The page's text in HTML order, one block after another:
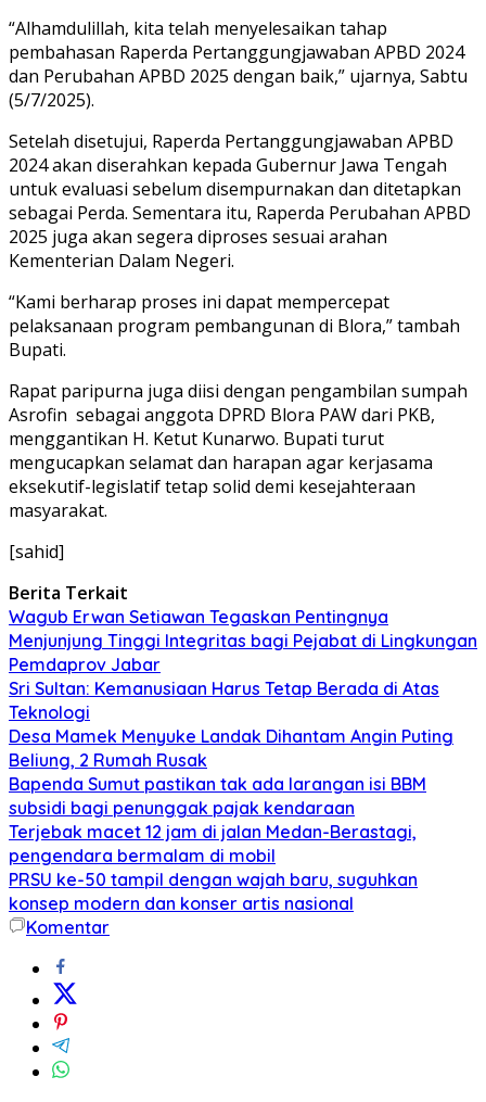
“Alhamdulillah, kita telah menyelesaikan tahap
pembahasan Raperda Pertanggungjawaban APBD 2024
dan Perubahan APBD 2025 dengan baik,” ujarnya, Sabtu
(5/7/2025).
Setelah disetujui, Raperda Pertanggungjawaban APBD
2024 akan diserahkan kepada Gubernur Jawa Tengah
untuk evaluasi sebelum disempurnakan dan ditetapkan
sebagai Perda. Sementara itu, Raperda Perubahan APBD
2025 juga akan segera diproses sesuai arahan
Kementerian Dalam Negeri.
“Kami berharap proses ini dapat mempercepat
pelaksanaan program pembangunan di Blora,” tambah
Bupati.
Rapat paripurna juga diisi dengan pengambilan sumpah
Asrofin sebagai anggota DPRD Blora PAW dari PKB,
menggantikan H. Ketut Kunarwo. Bupati turut
mengucapkan selamat dan harapan agar kerjasama
eksekutif-legislatif tetap solid demi kesejahteraan
masyarakat.
[sahid]
Berita Terkait
Wagub Erwan Setiawan Tegaskan Pentingnya
Menjunjung Tinggi Integritas bagi Pejabat di Lingkungan
Pemdaprov Jabar
Sri Sultan: Kemanusiaan Harus Tetap Berada di Atas
Teknologi
Desa Mamek Menyuke Landak Dihantam Angin Puting
Beliung, 2 Rumah Rusak
Bapenda Sumut pastikan tak ada larangan isi BBM
subsidi bagi penunggak pajak kendaraan
Terjebak macet 12 jam di jalan Medan-Berastagi,
pengendara bermalam di mobil
PRSU ke-50 tampil dengan wajah baru, suguhkan
konsep modern dan konser artis nasional
Komentar